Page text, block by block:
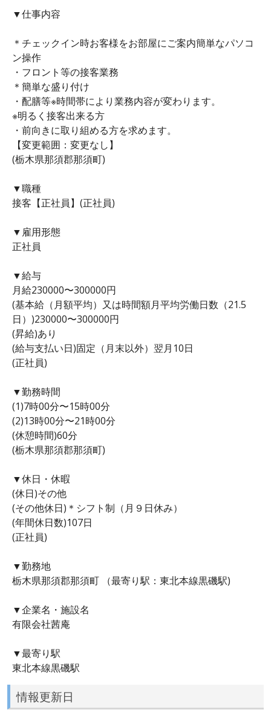
▼仕事内容
＊チェックイン時お客様をお部屋にご案内簡単なパソコ
ン操作
・フロント等の接客業務
＊簡単な盛り付け
・配膳等※時間帯により業務内容が変わります。
※明るく接客出来る方
・前向きに取り組める方を求めます。
【変更範囲：変更なし】
(栃木県那須郡那須町)
▼職種
接客【正社員】(正社員)
▼雇用形態
正社員
▼給与
月給230000〜300000円
(基本給（月額平均）又は時間額月平均労働日数（21.5
日）)230000〜300000円
(昇給)あり
(給与支払い日)固定（月末以外）翌月10日
(正社員)
▼勤務時間
(1)7時00分〜15時00分
(2)13時00分〜21時00分
(休憩時間)60分
(栃木県那須郡那須町)
▼休日・休暇
(休日)その他
(その他休日)＊シフト制（月９日休み）
(年間休日数)107日
(正社員)
▼勤務地
栃木県那須郡那須町 （最寄り駅：東北本線黒磯駅)
▼企業名・施設名
有限会社茜庵
▼最寄り駅
東北本線黒磯駅
情報更新日